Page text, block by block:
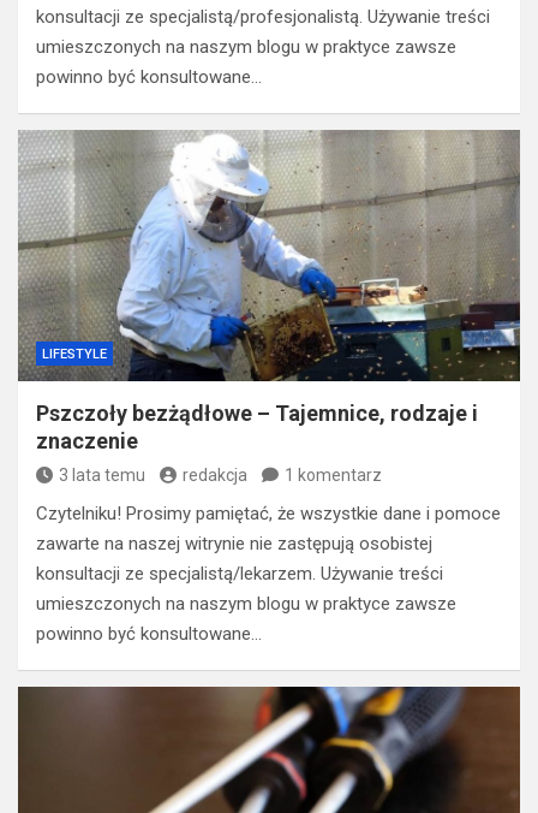
konsultacji ze specjalistą/profesjonalistą. Używanie treści
umieszczonych na naszym blogu w praktyce zawsze
powinno być konsultowane…
LIFESTYLE
Pszczoły bezżądłowe – Tajemnice, rodzaje i
znaczenie
3 lata temu redakcja 1 komentarz
Czytelniku! Prosimy pamiętać, że wszystkie dane i pomoce
zawarte na naszej witrynie nie zastępują osobistej
konsultacji ze specjalistą/lekarzem. Używanie treści
umieszczonych na naszym blogu w praktyce zawsze
powinno być konsultowane…